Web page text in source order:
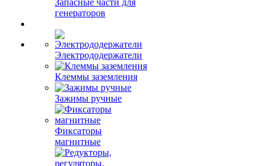
Запасные части для
генераторов
Электрододержатели
Клеммы заземления
Зажимы ручные
Фиксаторы
магнитные